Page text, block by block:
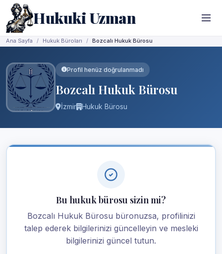
Hukuki Uzman
Ana Sayfa Hukuk Büroları Bozcalı Hukuk Bürosu
Profil henüz doğrulanmadı
Bozcalı Hukuk Bürosu
İzmir Hukuk Bürosu
Bu hukuk bürosu sizin mi?
Bozcalı Hukuk Bürosu büronuzsa, profilinizi
talep ederek bilgilerinizi güncelleyin ve mesleki
bilgilerinizi güncel tutun.